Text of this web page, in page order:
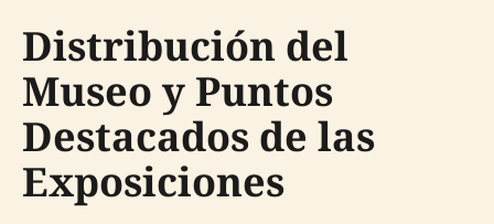
Distribución del
Museo y Puntos
Destacados de las
Exposiciones